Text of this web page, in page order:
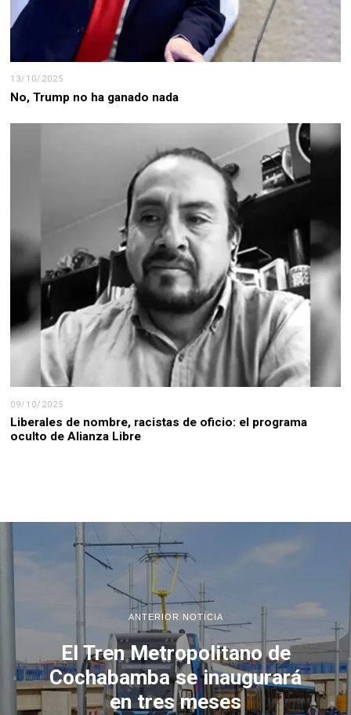
13/10/2025
No, Trump no ha ganado nada
09/10/2025
Liberales de nombre, racistas de oficio: el programa
oculto de Alianza Libre
ANTERIOR NOTICIA
El Tren Metropolitano de
Cochabamba se inaugurará
en tres meses